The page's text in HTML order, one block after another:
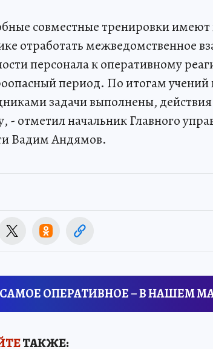
совместные тренировки
отработать межведомственное
персонала к оперативному
период. По итогам учений
задачи выполнены,
- отметил начальник Главного
Вадим Андямов.
САМОЕ ОПЕРАТИВНОЕ – В НАШЕМ
ТАКЖЕ: